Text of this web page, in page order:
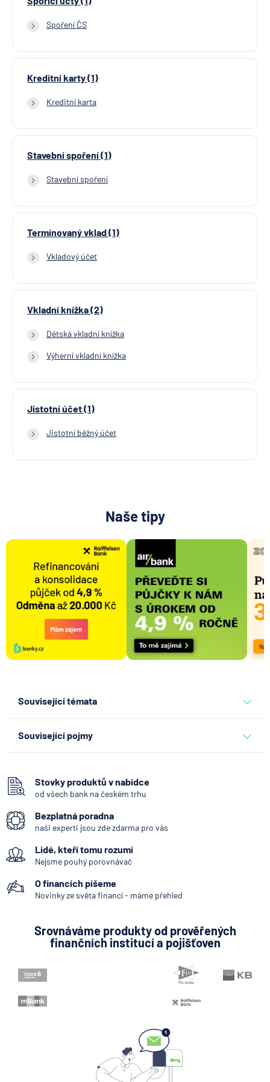
Spoření ČS
Kreditní karty (1)
Kreditní karta
Stavební spoření (1)
Stavební spoření
Termínovaný vklad (1)
Vkladový účet
Vkladní knížka (2)
Dětská vkladní knížka
Výherní vkladní knížka
Jistotní účet (1)
Jistotní běžný účet
Naše tipy
Související témata
Související pojmy
SEPA Platba
Bankovní IDentita
Systémově významná banka
Kodex mobility klientů
Zpoždění splátky
Pobočka zahraniční banky
Bankovní notifikace
Konstantní symbol
KYC (Know Your Customer)
Stovky produktů v nabídce
od všech bank na českém trhu
Bezplatná poradna
naši experti jsou zde zdarma pro vás
Lidé, kteří tomu rozumí
Nejsme pouhý porovnávač
O financích píšeme
Novinky ze světa financí - máme přehled
Srovnáváme produkty od prověřených
finančních institucí a pojišťoven